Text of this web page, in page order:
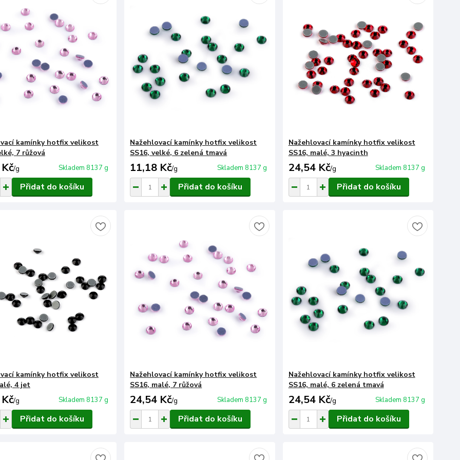
kamínky hotfix velikost
7 růžová
/g Skladem 8137 g
Přidat do košíku
Nažehlovací kamínky hotfix velikost
SS16, velké, 6 zelená tmavá
11,18 Kč/g Skladem 8137 g
Přidat do košíku
Nažehlovací kamínky hotfix velikost
SS16, malé, 3 hyacinth
24,54 Kč/g Skladem 8137 g
Přidat do košíku
kamínky hotfix velikost
4 jet
/g Skladem 8137 g
Přidat do košíku
Nažehlovací kamínky hotfix velikost
SS16, malé, 7 růžová
24,54 Kč/g Skladem 8137 g
Přidat do košíku
Nažehlovací kamínky hotfix velikost
SS16, malé, 6 zelená tmavá
24,54 Kč/g Skladem 8137 g
Přidat do košíku